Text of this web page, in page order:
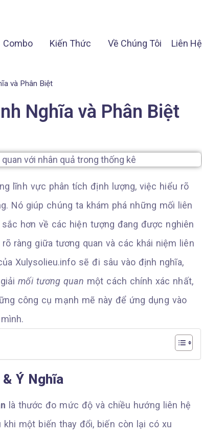
Combo Kiến Thức Về Chúng Tôi Liên Hệ
và Phân Biệt
Nghĩa và Phân Biệt
lĩnh vực phân tích định lượng, việc hiểu rõ
Nó giúp chúng ta khám phá những mối liên
hơn về các hiện tượng đang được nghiên
ràng giữa tương quan và các khái niệm liên
Xulysolieu.info sẽ đi sâu vào định nghĩa,
giảimối tương quan một cách chính xác nhất,
công cụ mạnh mẽ này để ứng dụng vào
Ý Nghĩa
là thước đo mức độ và chiều hướng liên hệ
một biến thay đổi, biến còn lại có xu